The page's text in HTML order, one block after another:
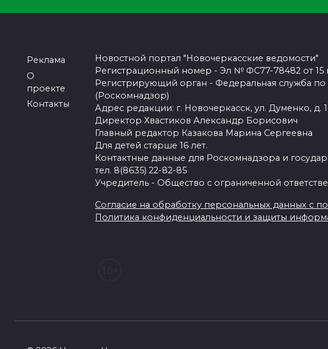
Реклама
О
проекте
Контакты
Новостной портал "Новочеркасские ведомости"
Регистрационный номер - Эл № ФС77-78482 от 15
Регистрирующий орган - Федеральная служба
(Роскомнадзор)
Адрес редакции: г. Новочеркасск, ул. Думенко, д.
Директор Хвастиков Александр Борисович
Главный редактор Казакова Марина Сергеевна
Для детей старше 16 лет.
Контактные данные для Роскомнадзора и
тел. 8(8635) 22-82-85
Учредитель - Общество с ограниченной
Согласие на обработку персональных данных с
Политика конфиденциальности и защиты